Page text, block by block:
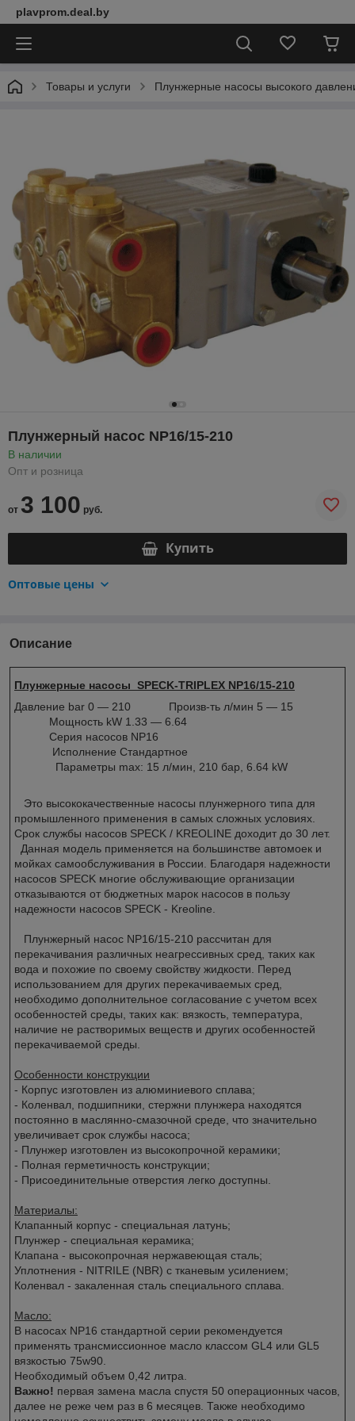
plavprom.deal.by
Товары и услуги Плунжерные насосы высокого
Плунжерный насос NP16/15-210
В наличии
Опт и розница
от 3 100 руб.
Купить
Оптовые цены
Описание
Плунжерные насосы SPECK-TRIPLEX NP16/15-210
Давление bar 0 — 210 Произв-ть л/мин 5 — 15
Мощность kW 1.33 — 6.64
Серия насосов NP16
Исполнение Стандартное
Параметры max: 15 л/мин, 210 бар, 6.64 kW
Это высококачественные насосы плунжерного типа для
промышленного применения в самых сложных условиях.
Срок службы насосов SPECK / KREOLINE доходит до 30 лет.
Данная модель применяется на большинстве автомоек и
мойках самообслуживания в России. Благодаря надежности
насосов SPECK многие обслуживающие организации
отказываются от бюджетных марок насосов в пользу
надежности насосов SPECK - Kreoline.
Плунжерный насос NP16/15-210 рассчитан для
перекачивания различных неагрессивных сред, таких как
вода и похожие по своему свойству жидкости. Перед
использованием для других перекачиваемых сред,
необходимо дополнительное согласование с учетом всех
особенностей среды, таких как: вязкость, температура,
наличие не растворимых веществ и других особенностей
перекачиваемой среды.
Особенности конструкции
- Корпус изготовлен из алюминиевого сплава;
- Коленвал, подшипники, стержни плунжера находятся
постоянно в маслянно-смазочной среде, что значительно
увеличивает срок службы насоса;
- Плунжер изготовлен из высокопрочной керамики;
- Полная герметичность конструкции;
- Присоединительные отверстия легко доступны.
Материалы:
Клапанный корпус - специальная латунь;
Плунжер - специальная керамика;
Клапана - высокопрочная нержавеющая сталь;
Уплотнения - NITRILE (NBR) с тканевым усилением;
Коленвал - закаленная сталь специального сплава.
Масло:
В насосах NP16 стандартной серии рекомендуется
применять трансмиссионное масло классом GL4 или GL5
вязкостью 75w90.
Необходимый объем 0,42 литра.
Важно! первая замена масла спустя 50 операционных часов,
далее не реже чем раз в 6 месяцев. Также необходимо